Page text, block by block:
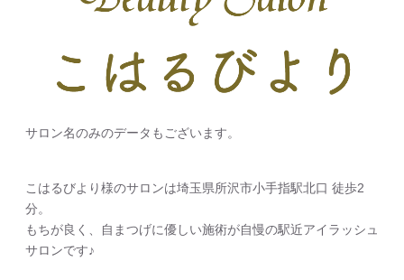
サロン名のみのデータもございます。
こはるびより様のサロンは埼玉県所沢市小手指駅北口 徒歩2
分。
もちが良く、自まつげに優しい施術が自慢の駅近アイラッシュ
サロンです♪